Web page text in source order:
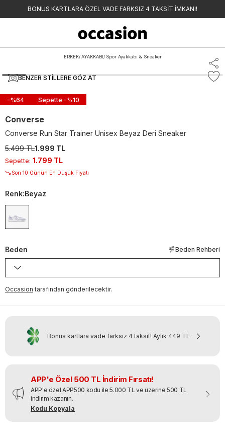
BONUS KARTLARA ÖZEL VADE FARKSIZ 4 TAKSİT İMKANI!
ERKEK/ AYAKKABI/ Spor Ayakkabı & Sneaker
BENZER STILLERE GÖZ AT
-%64 Sepette -%10
Converse
Converse Run Star Trainer Unisex Beyaz Deri Sneaker
5.499 TL1.999 TL
Sepette: 1.799 TL
Son 10 Günün En Düşük Fiyatı
Renk:Beyaz
Beden Beden Rehberi
Occasion tarafından gönderilecektir.
Bonus kartlara vade farksız 4 taksit! Aylık 449 TL
APP'e Özel 500 TL İndirim Fırsatı!
APP'e özel APP500 kodu ile 5.000 TL ve üzerine 500 TL
indirim kazanın.
Kodu Kopyala